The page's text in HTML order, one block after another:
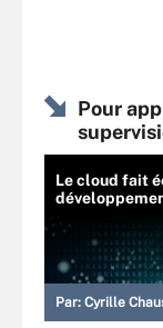
Pour
Le cloud fait
Par: Cyrille